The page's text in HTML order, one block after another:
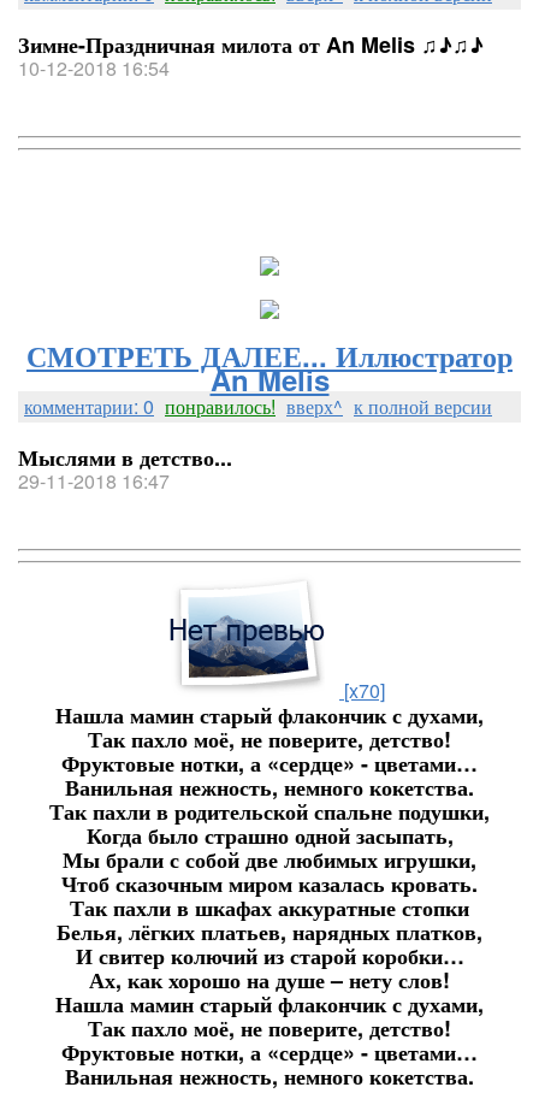
Зимне-Праздничная милота от An Melis ♫♪♫♪
10-12-2018 16:54
СМОТРЕТЬ ДАЛЕЕ... Иллюстратор
An Melis
комментарии: 0 понравилось! вверх^ к полной версии
Мыслями в детство...
29-11-2018 16:47
[x70]
Нашла мамин старый флакончик с духами,
Так пахло моё, не поверите, детство!
Фруктовые нотки, а «сердце» - цветами…
Ванильная нежность, немного кокетства.
Так пахли в родительской спальне подушки,
Когда было страшно одной засыпать,
Мы брали с собой две любимых игрушки,
Чтоб сказочным миром казалась кровать.
Так пахли в шкафах аккуратные стопки
Белья, лёгких платьев, нарядных платков,
И свитер колючий из старой коробки…
Ах, как хорошо на душе – нету слов!
Нашла мамин старый флакончик с духами,
Так пахло моё, не поверите, детство!
Фруктовые нотки, а «сердце» - цветами…
Ванильная нежность, немного кокетства.